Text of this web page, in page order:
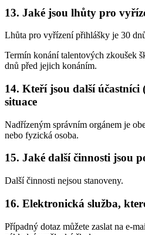
13. Jaké jsou lhůty pro
Lhůta pro vyřízení přihlášky je 30
Termín konání talentových zkoušek
dnů před jejich konáním.
14. Kteří jsou další účastníci
situace
Nadřízeným správním orgánem je
nebo fyzická osoba.
15. Jaké další činnosti jsou
Další činnosti nejsou stanoveny.
16. Elektronická služba,
Případný dotaz můžete zaslat na e-